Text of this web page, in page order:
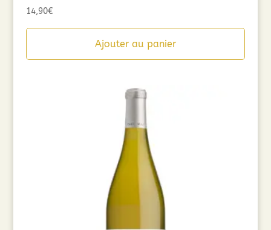
14,90€
Ajouter au panier